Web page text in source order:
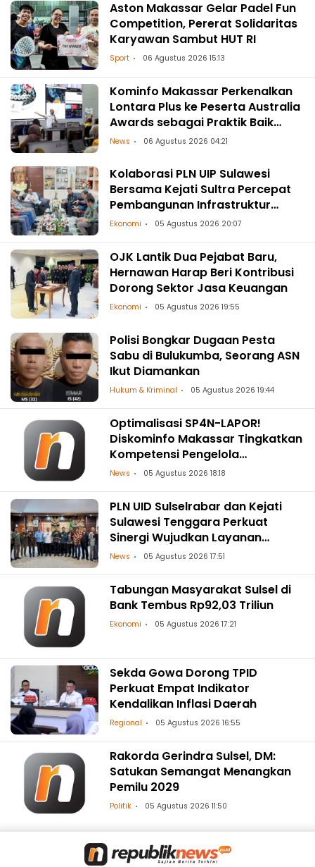
Aston Makassar Gelar Padel Fun
Competition, Pererat Solidaritas
Karyawan Sambut HUT RI
Sport 06 Agustus 2026 15:13
Kominfo Makassar Perkenalkan
Lontara Plus ke Peserta Australia
Awards sebagai Praktik Baik
Transformasi Digital
News 06 Agustus 2026 04:21
Kolaborasi PLN UIP Sulawesi
Bersama Kejati Sultra Percepat
Pembangunan Infrastruktur
Ketenagalistrikan
Ekonomi 05 Agustus 2026 20:07
OJK Lantik Dua Pejabat Baru,
Hernawan Harap Beri Kontribusi
Dorong Sektor Jasa Keuangan
Ekonomi 05 Agustus 2026 19:55
Polisi Bongkar Dugaan Pesta
Sabu di Bulukumba, Seorang ASN
Ikut Diamankan
Hukum & Kriminal 05 Agustus 2026 19:44
Optimalisasi SP4N-LAPOR!
Diskominfo Makassar Tingkatkan
Kompetensi Pengelola
Pengaduan OPD
News 05 Agustus 2026 18:18
PLN UID Sulselrabar dan Kejati
Sulawesi Tenggara Perkuat
Sinergi Wujudkan Layanan
Kelistrikan Andal dengan
Hukum
News 05 Agustus 2026 17:51
Tabungan Masyarakat Sulsel di
Bank Tembus Rp92,03 Triliun
Ekonomi 05 Agustus 2026 17:21
Sekda Gowa Dorong TPID
Perkuat Empat Indikator
Kendalikan Inflasi Daerah
Regional 05 Agustus 2026 16:55
Rakorda Gerindra Sulsel, DM:
Satukan Semangat Menangkan
Pemilu 2029
Politik 05 Agustus 2026 11:50